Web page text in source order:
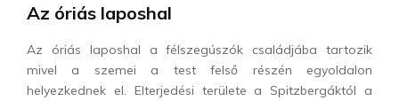
Az óriás laposhal
Az óriás laposhal a félszegúszók családjába tartozik
mivel a szemei a test felső részén egyoldalon
helyezkednek el. Elterjedési területe a Spitzbergáktól a